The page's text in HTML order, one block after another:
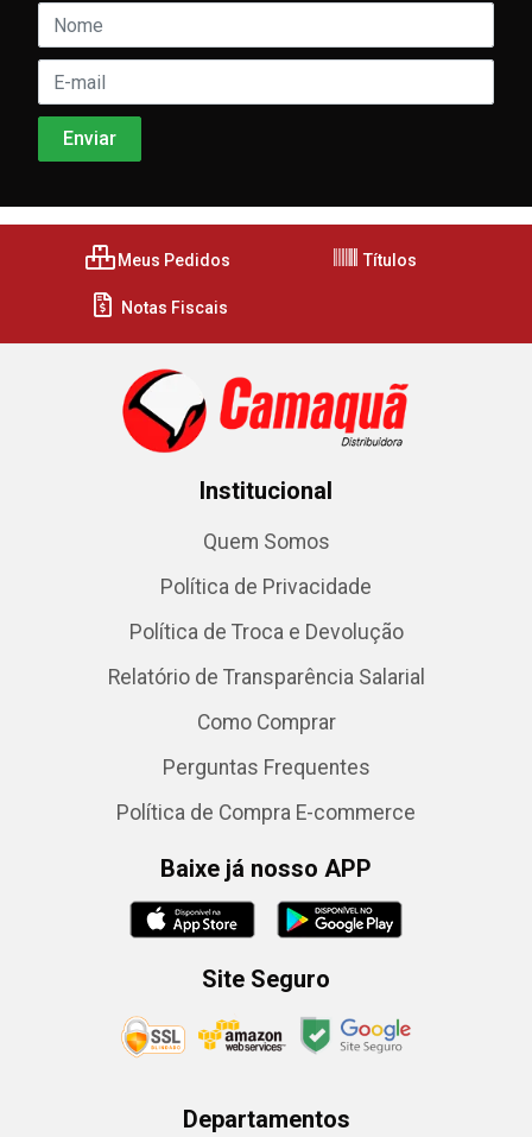
Meus Pedidos Títulos
Notas Fiscais
Institucional
Quem Somos
Política de Privacidade
Política de Troca e Devolução
Relatório de Transparência Salarial
Como Comprar
Perguntas Frequentes
Política de Compra E-commerce
Baixe já nosso APP
Site Seguro
Departamentos